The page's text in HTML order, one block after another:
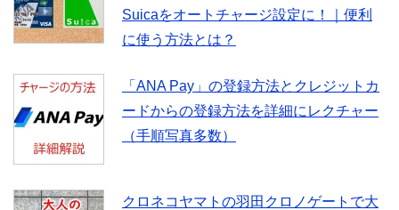
Suicaをオートチャージ設定に！｜便利
に使う方法とは？
「ANA Pay」の登録方法とクレジットカ
ードからの登録方法を詳細にレクチャー
（手順写真多数）
クロネコヤマトの羽田クロノゲートで大